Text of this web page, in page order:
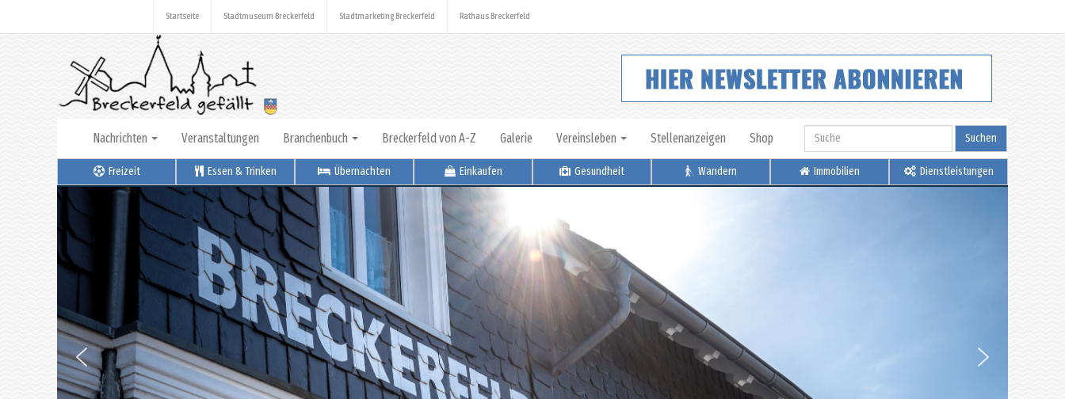
Startseite Stadtmuseum Breckerfeld Stadtmarketing Breckerfeld Rathaus Breckerfeld
Nachrichten Veranstaltungen Branchenbuch Breckerfeld von A-Z Galerie Vereinsleben Stellenanzeigen Shop Suchen
Freizeit Essen & Trinken Übernachten Einkaufen Gesundheit Wandern Immobilien Dienstleistungen